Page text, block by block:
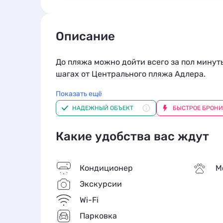
Описание
До пляжа можно дойти всего за пол
шагах от Центрального пляжа Адлера.
К услугам гостей экспресс-регистрация
Святого Саркиса составляет примерно 1
воспользоваться общей кухней и
плоским экраном, а также шкаф для
В окружающем районе пользуются
спортом и сноркелингом. В 6 км
спорта «Айсберг». Расстояние до
дома «“АЛЁНКА” номера у моря»,
Показать ещё
НАДЕЖНЫЙ ОБЪЕКТ БЫСТРОЕ
Какие удобства вас ждут
Кондиционер
Экскурсии
Wi-Fi
Парковка